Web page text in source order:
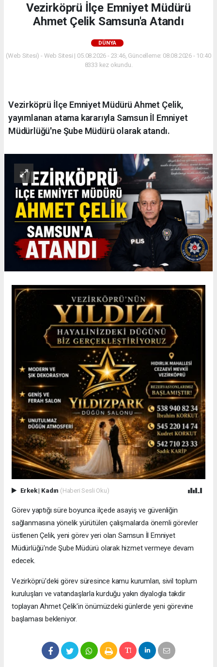
Vezirköprü İlçe Emniyet Müdürü
Ahmet Çelik Samsun'a Atandı
DÜNYA
(Web Sitesi) - Web Sitesi | 05.08.2026 - 23:46, Güncelleme: 08.08.2026 - 10:40
8333 kez okundu.
Vezirköprü İlçe Emniyet Müdürü Ahmet Çelik,
yayımlanan atama kararıyla Samsun İl Emniyet
Müdürlüğü'ne Şube Müdürü olarak atandı.
Erkek| Kadın (Haberi Sesli Oku)
Görev yaptığı süre boyunca ilçede asayiş ve güvenliğin
sağlanmasına yönelik yürütülen çalışmalarda önemli görevler
üstlenen Çelik, yeni görev yeri olan Samsun İl Emniyet
Müdürlüğü'nde Şube Müdürü olarak hizmet vermeye devam
edecek.
Vezirköprü'deki görev süresince kamu kurumları, sivil toplum
kuruluşları ve vatandaşlarla kurduğu yakın diyalogla takdir
toplayan Ahmet Çelik'in önümüzdeki günlerde yeni görevine
başlaması bekleniyor.